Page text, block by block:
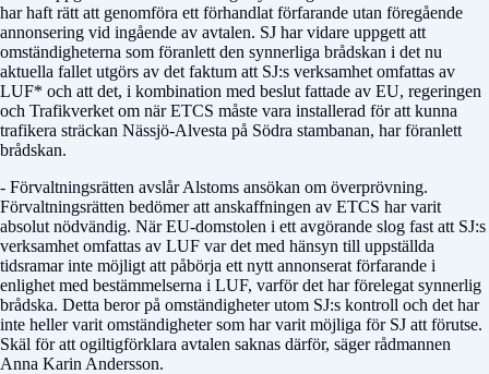
har haft rätt att genomföra ett förhandlat förfarande utan föregående
annonsering vid ingående av avtalen. SJ har vidare uppgett att
omständigheterna som föranlett den synnerliga brådskan i det nu
aktuella fallet utgörs av det faktum att SJ:s verksamhet omfattas av
LUF* och att det, i kombination med beslut fattade av EU, regeringen
och Trafikverket om när ETCS måste vara installerad för att kunna
trafikera sträckan Nässjö-Alvesta på Södra stambanan, har föranlett
brådskan.
- Förvaltningsrätten avslår Alstoms ansökan om överprövning.
Förvaltningsrätten bedömer att anskaffningen av ETCS har varit
absolut nödvändig. När EU-domstolen i ett avgörande slog fast att SJ:s
verksamhet omfattas av LUF var det med hänsyn till uppställda
tidsramar inte möjligt att påbörja ett nytt annonserat förfarande i
enlighet med bestämmelserna i LUF, varför det har förelegat synnerlig
brådska. Detta beror på omständigheter utom SJ:s kontroll och det har
inte heller varit omständig­heter som har varit möjliga för SJ att förutse.
Skäl för att ogiltigförklara avtalen saknas därför, säger rådmannen
Anna Karin Andersson.